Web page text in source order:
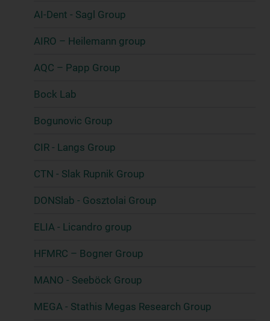
AI-Dent - Sagl Group
AIRO – Heilemann group
AQC – Papp Group
Bock Lab
Bogunovic Group
CIR - Langs Group
CTN - Slak Rupnik Group
DONSlab - Gosztolai Group
ELIA - Licandro group
HFMRC – Bogner Group
MANO - Seeböck Group
MEGA - Stathis Megas Research Group